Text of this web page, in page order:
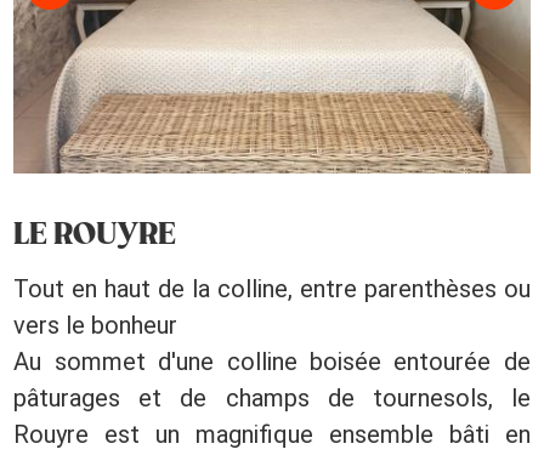
LE ROUYRE
Tout en haut de la colline, entre parenthèses ou
vers le bonheur
Au sommet d'une colline boisée entourée de
pâturages et de champs de tournesols, le
Rouyre est un magnifique ensemble bâti en